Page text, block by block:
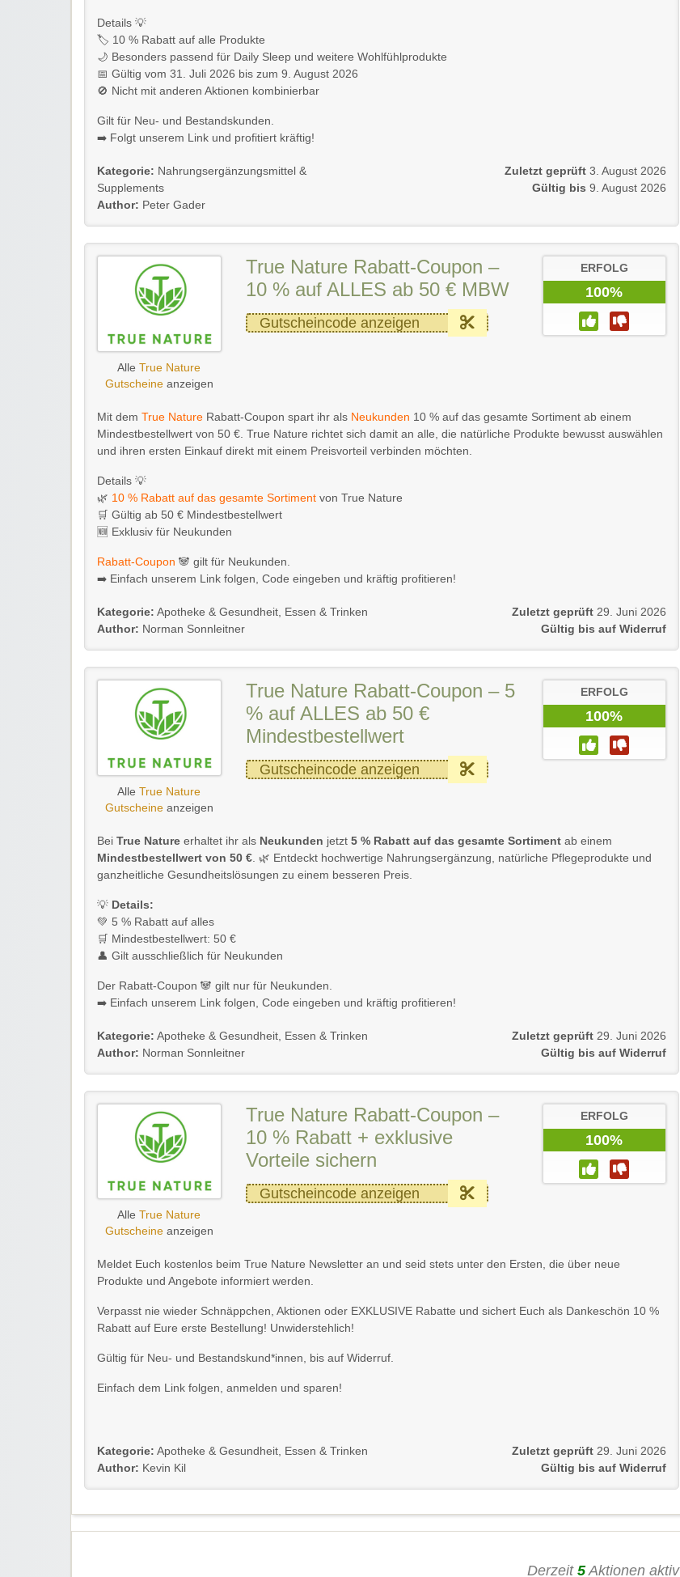
Details 💡
🏷️ 10 % Rabatt auf alle Produkte
🌙 Besonders passend für Daily Sleep und weitere Wohlfühlprodukte
📅 Gültig vom 31. Juli 2026 bis zum 9. August 2026
🚫 Nicht mit anderen Aktionen kombinierbar
Gilt für Neu- und Bestandskunden.
➡️ Folgt unserem Link und profitiert kräftig!
Kategorie: Nahrungsergänzungsmittel &
Supplements
Author: Peter Gader
Zuletzt geprüft 3. August 2026
Gültig bis 9. August 2026
AlleTrue Nature
Gutscheineanzeigen
True Nature Rabatt-Coupon –
10 % auf ALLES ab 50 € MBW
Gutscheincode anzeigen
ERFOLG
100%
Mit dem True Nature Rabatt-Coupon spart ihr als Neukunden 10 % auf das gesamte Sortiment ab einem
Mindestbestellwert von 50 €. True Nature richtet sich damit an alle, die natürliche Produkte bewusst auswählen
und ihren ersten Einkauf direkt mit einem Preisvorteil verbinden möchten.
Details 💡
🌿 10 % Rabatt auf das gesamte Sortiment von True Nature
🛒 Gültig ab 50 € Mindestbestellwert
🆕 Exklusiv für Neukunden
Rabatt-Coupon 🐼 gilt für Neukunden.
➡️ Einfach unserem Link folgen, Code eingeben und kräftig profitieren!
Kategorie: Apotheke & Gesundheit
Essen & Trinken
Author: Norman Sonnleitner
Zuletzt geprüft 29. Juni 2026
Gültig bis auf Widerruf
AlleTrue Nature
Gutscheineanzeigen
True Nature Rabatt-Coupon – 5
% auf ALLES ab 50 €
Mindestbestellwert
Gutscheincode anzeigen
ERFOLG
100%
Bei True Nature erhaltet ihr als Neukunden jetzt 5 % Rabatt auf das gesamte Sortiment ab einem
Mindestbestellwert von 50 € . 🌿 Entdeckt hochwertige Nahrungsergänzung, natürliche Pflegeprodukte und
ganzheitliche Gesundheitslösungen zu einem besseren Preis.
💡 Details:
💚 5 % Rabatt auf alles
🛒 Mindestbestellwert: 50 €
👤 Gilt ausschließlich für Neukunden
Der Rabatt-Coupon 🐼 gilt nur für Neukunden.
➡️ Einfach unserem Link folgen, Code eingeben und kräftig profitieren!
Kategorie: Apotheke & Gesundheit Essen & Trinken
Author: Norman Sonnleitner
Zuletzt geprüft 29. Juni 2026
Gültig bis auf Widerruf
AlleTrue Nature
Gutscheineanzeigen
True Nature Rabatt-Coupon –
10 % Rabatt + exklusive
Vorteile sichern
Gutscheincode anzeigen
ERFOLG
100%
Meldet Euch kostenlos beim True Nature Newsletter an und seid stets unter den Ersten, die über neue
Produkte und Angebote informiert werden.
Verpasst nie wieder Schnäppchen, Aktionen oder EXKLUSIVE Rabatte und sichert Euch als Dankeschön 10 %
Rabatt auf Eure erste Bestellung! Unwiderstehlich!
Gültig für Neu- und Bestandskund*innen, bis auf Widerruf.
Einfach dem Link folgen, anmelden und sparen!
Kategorie: Apotheke & Gesundheit, Essen & Trinken
Author: Kevin Kil
Zuletzt geprüft 29. Juni 2026
Gültig bis auf Widerruf
Derzeit 5Aktionen aktiv